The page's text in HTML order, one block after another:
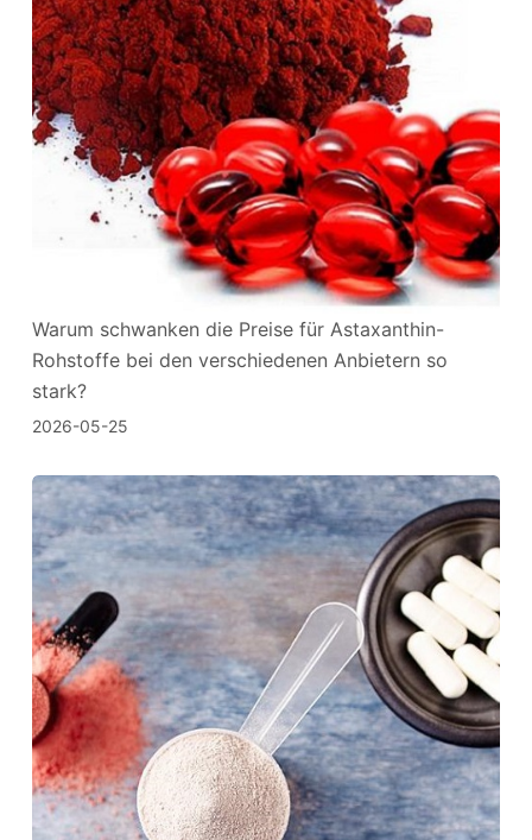
Warum schwanken die Preise für Astaxanthin-
Rohstoffe bei den verschiedenen Anbietern so
stark?
2026-05-25